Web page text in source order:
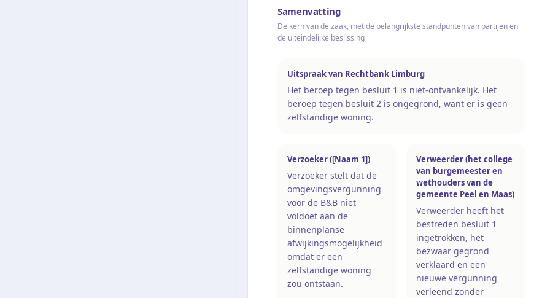
Samenvatting
De kern van de zaak, met de belangrijkste standpunten van partijen en
de uiteindelijke beslissing
Uitspraak van Rechtbank Limburg
Het beroep tegen besluit 1 is niet-ontvankelijk. Het
beroep tegen besluit 2 is ongegrond, want er is geen
zelfstandige woning.
Verzoeker ([Naam 1])
Verzoeker stelt dat de
omgevingsvergunning
voor de B&B niet
voldoet aan de
binnenplanse
afwijkingsmogelijkheid
omdat er een
zelfstandige woning
zou ontstaan.
Verweerder (het college
van burgemeester en
wethouders van de
gemeente Peel en Maas)
Verweerder heeft het
bestreden besluit 1
ingetrokken, het
bezwaar gegrond
verklaard en een
nieuwe vergunning
verleend zonder